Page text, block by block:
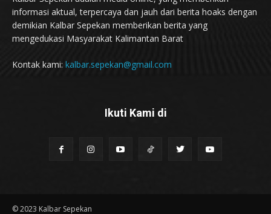
informasi aktual, terpercaya dan jauh dari berita hoaks dengan
demikian Kalbar Sepekan memberikan berita yang
mengedukasi Masyarakat Kalimantan Barat
Kontak kami: kalbar.sepekan@gmail.com
Ikuti Kami di
© 2023 Kalbar Sepekan